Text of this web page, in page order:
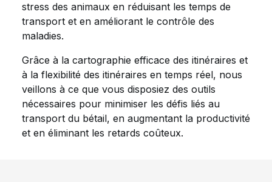
stress des animaux en réduisant les temps de
transport et en améliorant le contrôle des
maladies.
Grâce à la cartographie efficace des itinéraires et
à la flexibilité des itinéraires en temps réel, nous
veillons à ce que vous disposiez des outils
nécessaires pour minimiser les défis liés au
transport du bétail, en augmentant la productivité
et en éliminant les retards coûteux.